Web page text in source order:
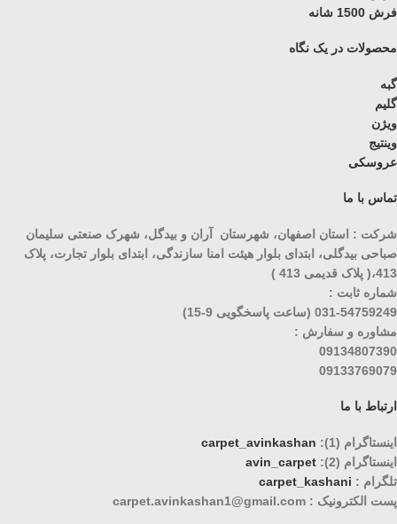
فرش 1500 شانه
محصولات در یک نگاه
گبه
گلیم
ویژن
وینتیج
عروسکی
تماس با ما
شرکت : استان اصفهان، شهرستان آران و بیدگل، شهرک صنعتی سلیمان
صباحی بیدگلی، ابتدای بلوار هیئت امنا سازندگی، ابتدای بلوار تجارت، پلاک
413،( پلاک قدیمی 413 )
شماره ثابت :
031-54759249 (ساعت پاسخگویی 9-15)
مشاوره و سفارش :
09134807390
09133769079
ارتباط با ما
اینستاگرام (1):
carpet_avinkashan
اینستاگرام (2):
avin_carpet
تلگرام : carpet_kashani
پست الکترونیک : carpet.avinkashan1@gmail.com